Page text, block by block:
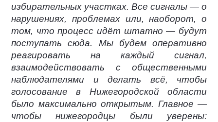
избирательных участках. Все сигналы — о
нарушениях, проблемах или, наоборот, о
том, что процесс идёт штатно — будут
поступать сюда. Мы будем оперативно
реагировать на каждый сигнал,
взаимодействовать с общественными
наблюдателями и делать всё, чтобы
голосование в Нижегородской области
было максимально открытым. Главное —
чтобы нижегородцы были уверены: